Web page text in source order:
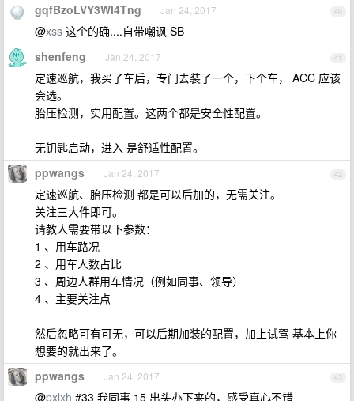
40
gqfBzoLVY3Wl4Tng Jan 24, 2017
@xss 这个的确....自带嘲讽 SB
41
shenfeng Jan 24, 2017
定速巡航，我买了车后，专门去装了一个，下个车， ACC 应该
会选。
胎压检测，实用配置。这两个都是安全性配置。
无钥匙启动，进入 是舒适性配置。
42
ppwangs Jan 24, 2017
定速巡航、胎压检测 都是可以后加的，无需关注。
关注三大件即可。
请教人需要带以下参数：
1 、用车路况
2 、用车人数占比
3 、周边人群用车情况（例如同事、领导）
4 、主要关注点
然后忽略可有可无，可以后期加装的配置，加上试驾 基本上你
想要的就出来了。
43
ppwangs Jan 24, 2017
@pxlxh #33 我同事 15 出头办下来的，感受真心不错